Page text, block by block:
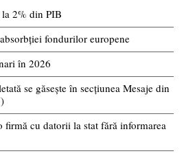
2% din PIB
fondurilor europene
în 2026
se găsește în secțiunea Mesaje din
cu datorii la stat fără informarea